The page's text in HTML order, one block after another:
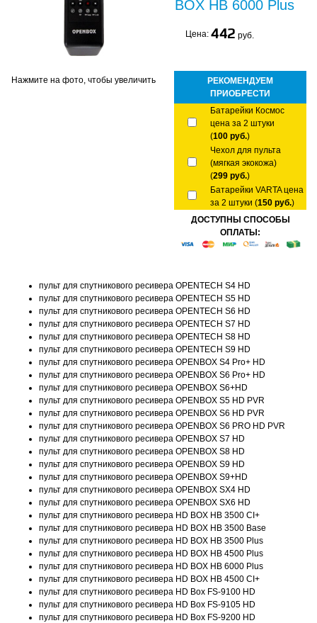
Нажмите на фото, чтобы увеличить
BOX HB 6000 Plus
Цена: 442 руб.
РЕКОМЕНДУЕМ
ПРИОБРЕСТИ
Батарейки Космос
цена за 2 штуки
(100 руб.)
Чехол для пульта
(мягкая экокожа)
(299 руб.)
Батарейки VARTA цена
за 2 штуки (150 руб.)
ДОСТУПНЫ СПОСОБЫ
ОПЛАТЫ:
пульт для спутникового ресивера OPENTECH S4 HD
пульт для спутникового ресивера OPENTECH S5 HD
пульт для спутникового ресивера OPENTECH S6 HD
пульт для спутникового ресивера OPENTECH S7 HD
пульт для спутникового ресивера OPENTECH S8 HD
пульт для спутникового ресивера OPENTECH S9 HD
пульт для спутникового ресивера OPENBOX S4 Pro+ HD
пульт для спутникового ресивера OPENBOX S6 Pro+ HD
пульт для спутникового ресивера OPENBOX S6+HD
пульт для спутникового ресивера OPENBOX S5 HD PVR
пульт для спутникового ресивера OPENBOX S6 HD PVR
пульт для спутникового ресивера OPENBOX S6 PRO HD PVR
пульт для спутникового ресивера OPENBOX S7 HD
пульт для спутникового ресивера OPENBOX S8 HD
пульт для спутникового ресивера OPENBOX S9 HD
пульт для спутникового ресивера OPENBOX S9+HD
пульт для спутникового ресивера OPENBOX SX4 HD
пульт для спутникового ресивера OPENBOX SX6 HD
пульт для спутникового ресивера HD BOX HB 3500 CI+
пульт для спутникового ресивера HD BOX HB 3500 Base
пульт для спутникового ресивера HD BOX HB 3500 Plus
пульт для спутникового ресивера HD BOX HB 4500 Plus
пульт для спутникового ресивера HD BOX HB 6000 Plus
пульт для спутникового ресивера HD BOX HB 4500 CI+
пульт для спутникового ресивера HD Box FS-9100 HD
пульт для спутникового ресивера HD Box FS-9105 HD
пульт для спутникового ресивера HD Box FS-9200 HD